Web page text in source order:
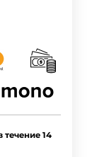
течение 14